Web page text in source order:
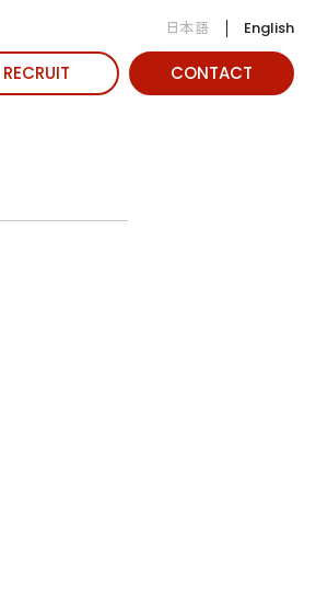
日本語 English
RECRUIT CONTACT